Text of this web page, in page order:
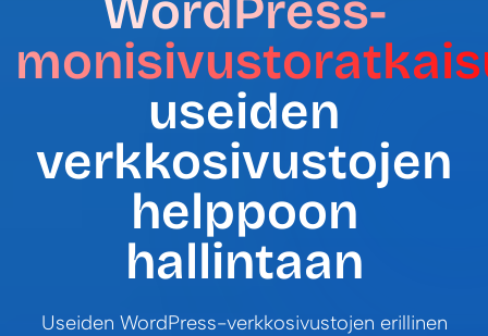
useiden
verkkosivustojen
helppoon
hallintaan
Useiden WordPress-verkkosivustojen erillinen